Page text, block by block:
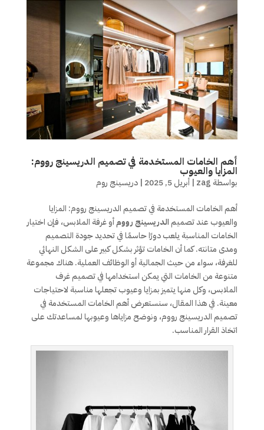
أهم الخامات المستخدمة في تصميم الدريسينج رووم:
المزايا والعيوب
بواسطة zag
| أبريل 5, 2025 | دريسينج روم
أهم الخامات المستخدمة في تصميم الدريسينج رووم: المزايا
والعيوب عند تصميمالدريسينج روومأو غرفة الملابس، فإن اختيار
الخامات المناسبة يلعب دورًا حاسمًا في تحديد جودة التصميم
ومدى متانته. كما أن الخامات تؤثر بشكل كبير على الشكل النهائي
للغرفة، سواء من حيث الجمالية أو الوظائف العملية. هناك مجموعة
متنوعة من الخامات التي يمكن استخدامها في تصميم غرف
الملابس، وكل منها يتميز بمزايا وعيوب تجعلها مناسبة لاحتياجات
معينة. في هذا المقال، سنستعرض أهم الخامات المستخدمة في
تصميم الدريسينج رووم، ونوضح مزاياها وعيوبها لمساعدتك على
اتخاذ القرار المناسب.